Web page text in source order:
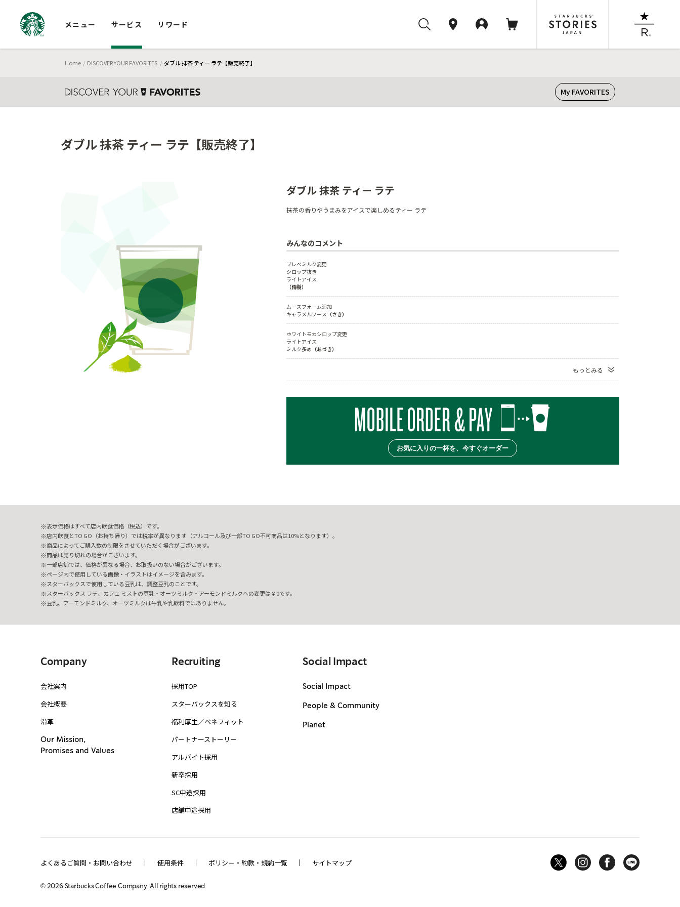
メニュー サービス リワード
Home DISCOVER YOUR FAVORITES ダブル 抹茶 ティー ラテ【販売終了】
My FAVORITES
ダブル 抹茶 ティー ラテ【販売終了】
ダブル 抹茶 ティー ラテ
抹茶の香りやうまみをアイスで楽しめるティー ラテ
みんなのコメント
ブレベミルク変更
シロップ抜き
（侑樹）
ムースフォーム追加
キャラメルソース （さき）
ホワイトモカシロップ変更
ライトアイス
ミルク多め （あづき）
もっとみる
お気に入りの一杯を、今すぐオーダー
表示価格はすべて店内飲食価格（税込）です。
店内飲食とTO GO（お持ち帰り）では税率が異なります（アルコール及び一部TO GO不可商品は10%となります）。
商品によってご購入数の制限をさせていただく場合がございます。
商品は売り切れの場合がございます。
一部店舗では、価格が異なる場合、お取扱いのない場合がございます。
ページ内で使用している画像・イラストはイメージを含みます。
スターバックスで使用している豆乳は、調整豆乳のことです。
スターバックス ラテ、カフェ ミストの豆乳・オーツミルク・アーモンドミルクへの変更は￥0です。
豆乳、アーモンドミルク、オーツミルクは牛乳や乳飲料ではありません。
Company
会社案内
会社概要
沿革
Our Mission,
Promises and Values
Recruiting
採用TOP
スターバックスを知る
福利厚生／ベネフィット
パートナーストーリー
アルバイト採用
新卒採用
SC中途採用
店舗中途採用
Social Impact
Social Impact
People & Community
Planet
よくあるご質問・お問い合わせ 使用条件 ポリシー・約款・規約一覧 サイトマップ
© 2026Starbucks Coffee Company. All rights reserved.